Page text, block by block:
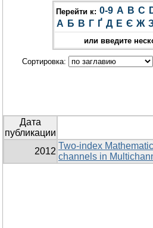
Перейти к: 0-9 A B C
А Б В Г Ґ Д Е Є Ж
или введите
Сортировка:
Дата
публикации
2012
Two-index
channels in